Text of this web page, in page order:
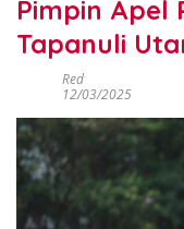
Pimpin Apel
Tapanuli
Red
12/03/2025